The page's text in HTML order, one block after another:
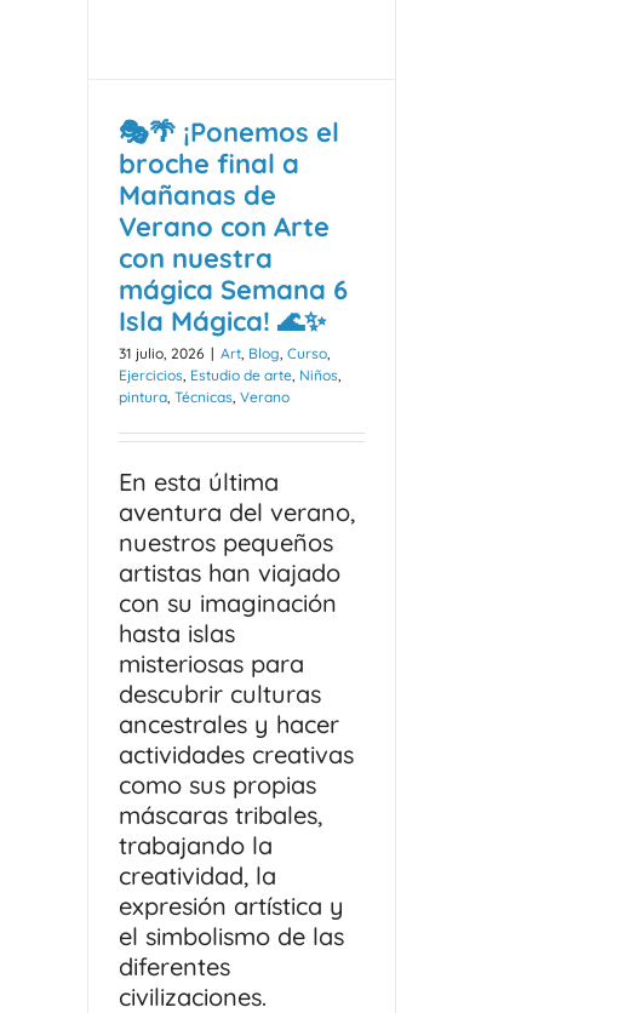
🎭🌴 ¡Ponemos el
broche final a
Mañanas de
Verano con Arte
con nuestra
mágica Semana 6
Isla Mágica! 🌊✨
31 julio, 2026 | Art Blog Curso
Ejercicios Estudio de arte Niños
pintura Técnicas Verano
En esta última
aventura del verano,
nuestros pequeños
artistas han viajado
con su imaginación
hasta islas
misteriosas para
descubrir culturas
ancestrales y hacer
actividades creativas
como sus propias
máscaras tribales,
trabajando la
creatividad, la
expresión artística y
el simbolismo de las
diferentes
civilizaciones.